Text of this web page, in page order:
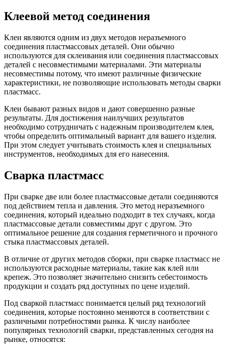
Клеевой метод соединения
Клеи являются одним из двух методов неразъемного
соединения пластмассовых деталей. Они обычно
используются для склеивания или соединения пластмассовых
деталей с несовместимыми материалами. Эти материалы
несовместимы потому, что имеют различные физические
характеристики, не позволяющие использовать методы сварки
пластмасс.
Клеи бывают разных видов и дают совершенно разные
результаты. Для достижения наилучших результатов
необходимо сотрудничать с надежным производителем клея,
чтобы определить оптимальный вариант для вашего изделия.
При этом следует учитывать стоимость клея и специальных
инструментов, необходимых для его нанесения.
Сварка пластмасс
При сварке две или более пластмассовые детали соединяются
под действием тепла и давления. Это метод неразъемного
соединения, который идеально подходит в тех случаях, когда
пластмассовые детали совместимы друг с другом. Это
оптимальное решение для создания герметичного и прочного
стыка пластмассовых деталей.
В отличие от других методов сборки, при сварке пластмасс не
используются расходные материалы, такие как клей или
крепеж. Это позволяет значительно снизить себестоимость
продукции и создать ряд доступных по цене изделий.
Под сваркой пластмасс понимается целый ряд технологий
соединения, которые постоянно меняются в соответствии с
различными потребностями рынка. К числу наиболее
популярных технологий сварки, представленных сегодня на
рынке, относятся: